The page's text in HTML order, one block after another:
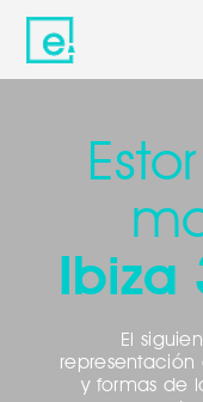
Ibiza
El
y formas de
Acepto que